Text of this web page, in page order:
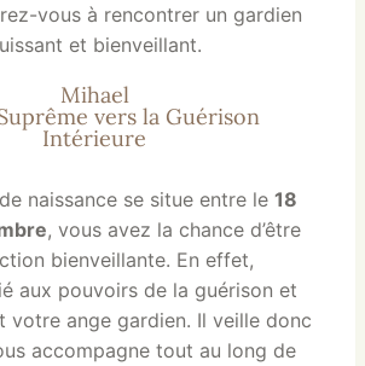
vous à rencontrer un gardien
et bienveillant.
Mihael
vers la Guérison
Intérieure
naissance se situe entre le 18
, vous avez la chance d’être
bienveillante. En effet,
aux pouvoirs de la guérison et
votre ange gardien. Il veille donc
accompagne tout au long de